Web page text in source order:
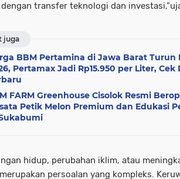
transfer teknologi dan
juga
BBM Pertamina di Jawa Barat Turun
Pertamax Jadi Rp15.950 per Liter, Cek
FARM Greenhouse Cisolok Resmi
Petik Melon Premium dan Edukasi
hidup, perubahan iklim, atau
persoalan yang kompleks.